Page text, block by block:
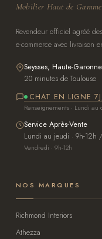
Mobilier Haut de Gamme
Revendeur officiel agréé
e-commerce avec livraison
Seysses, Haute-
20 minutes de Toulouse
CHAT EN LIGNE
Renseignements · Lundi au
Service Après-Vente
Lundi au jeudi · 9h-12h
Vendredi · 9h-12h
NOS MARQUES
Richmond Interiors
Athezza